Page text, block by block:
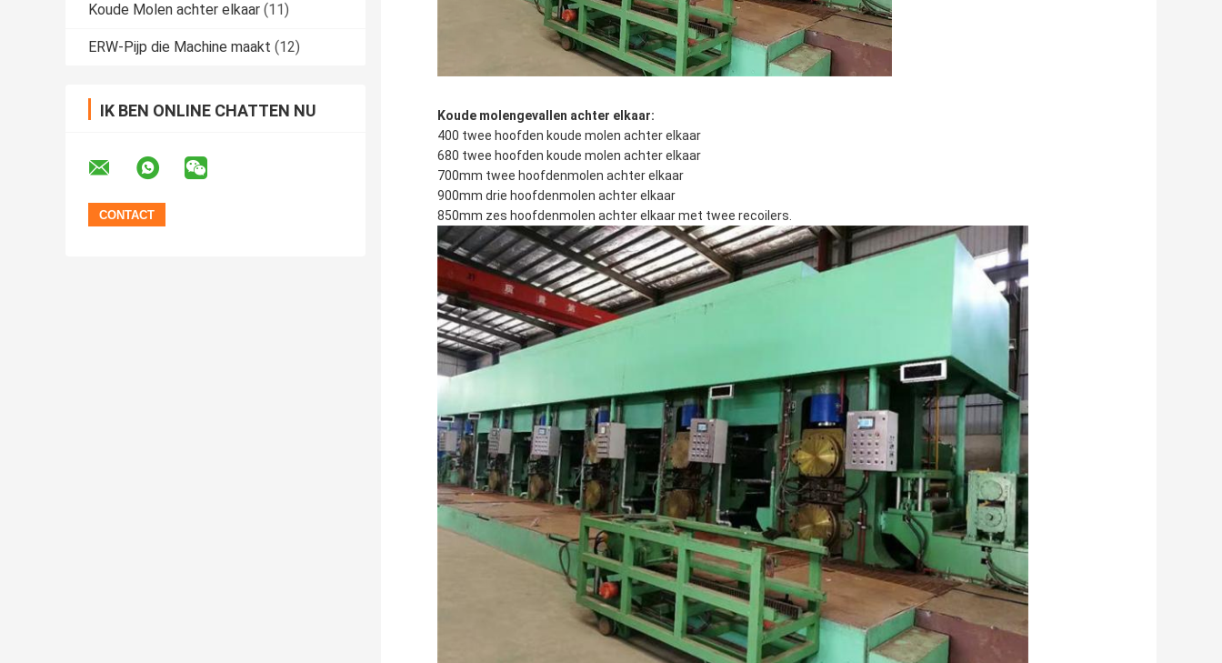
Koude Molen achter elkaar (11)
ERW-Pijp die Machine maakt (12)
IK BEN ONLINE CHATTEN NU
Koude molengevallen achter elkaar:
400 twee hoofden koude molen achter elkaar
680 twee hoofden koude molen achter elkaar
700mm twee hoofdenmolen achter elkaar
900mm drie hoofdenmolen achter elkaar
850mm zes hoofdenmolen achter elkaar met twee recoilers.